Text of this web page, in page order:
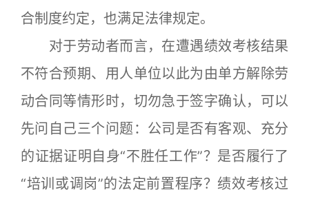
合制度约定，也满足法律规定。
对于劳动者而言，在遭遇绩效考核结果
不符合预期、用人单位以此为由单方解除劳
动合同等情形时，切勿急于签字确认，可以
先问自己三个问题：公司是否有客观、充分
的证据证明自身“不胜任工作”？是否履行了
“培训或调岗”的法定前置程序？绩效考核过